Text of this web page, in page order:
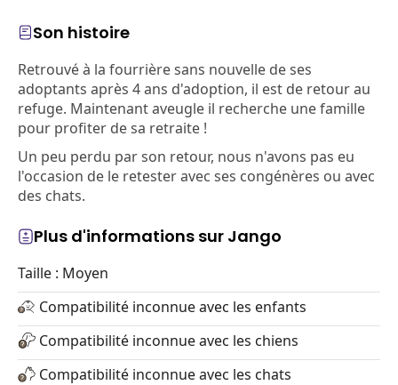
Son histoire
Retrouvé à la fourrière sans nouvelle de ses
adoptants après 4 ans d'adoption, il est de retour au
refuge. Maintenant aveugle il recherche une famille
pour profiter de sa retraite !
Un peu perdu par son retour, nous n'avons pas eu
l'occasion de le retester avec ses congénères ou avec
des chats.
Plus d'informations sur Jango
Taille : Moyen
Compatibilité inconnue avec les enfants
Compatibilité inconnue avec les chiens
Compatibilité inconnue avec les chats